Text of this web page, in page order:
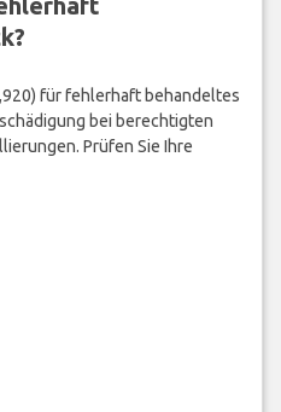
für fehlerhaft behandeltes
bei berechtigten
Prüfen Sie Ihre